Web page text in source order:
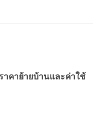
าคาย้ายบ้านและค่าใช้